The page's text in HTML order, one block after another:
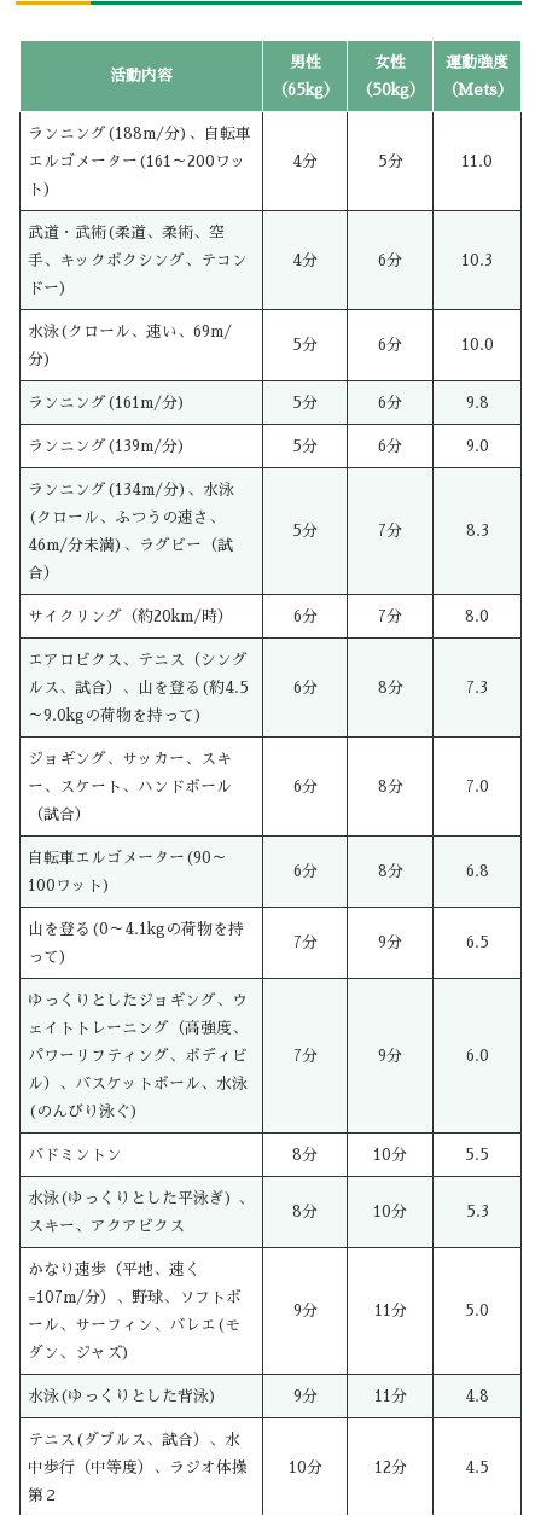
活動内容
男性
（65kg）
女性
（50kg）
運動強度
（Mets）
ランニング(188m/分)、自転車
エルゴメーター(161～200ワッ
ト)
4分 5分 11.0
武道・武術(柔道、柔術、空
手、キックボクシング、テコン
ドー)
4分 6分 10.3
水泳(クロール、速い、69m/
分)
5分 6分 10.0
ランニング(161m/分) 5分 6分 9.8
ランニング(139m/分) 5分 6分 9.0
ランニング(134m/分)、水泳
(クロール、ふつうの速さ、
46m/分未満)、ラグビー（試
合）
5分 7分 8.3
サイクリング（約20km/時） 6分 7分 8.0
エアロビクス、テニス（シング
ルス、試合）、山を登る(約4.5
～9.0kgの荷物を持って)
6分 8分 7.3
ジョギング、サッカー、スキ
ー、スケート、ハンドボール
（試合）
6分 8分 7.0
自転車エルゴメーター(90～
100ワット)
6分 8分 6.8
山を登る(0～4.1kgの荷物を持
って)
7分 9分 6.5
ゆっくりとしたジョギング、ウ
ェイトトレーニング（高強度、
パワーリフティング、ボディビ
ル）、バスケットボール、水泳
(のんびり泳ぐ)
7分 9分 6.0
バドミントン 8分 10分 5.5
水泳(ゆっくりとした平泳ぎ) 、
スキー、アクアビクス
8分 10分 5.3
かなり速歩（平地、速く
=107m/分）、野球、ソフトボ
ール、サーフィン、バレエ(モ
ダン、ジャズ)
9分 11分 5.0
水泳(ゆっくりとした背泳) 9分 11分 4.8
テニス(ダブルス、試合）、水
中歩行（中等度）、ラジオ体操
第２
10分 12分 4.5